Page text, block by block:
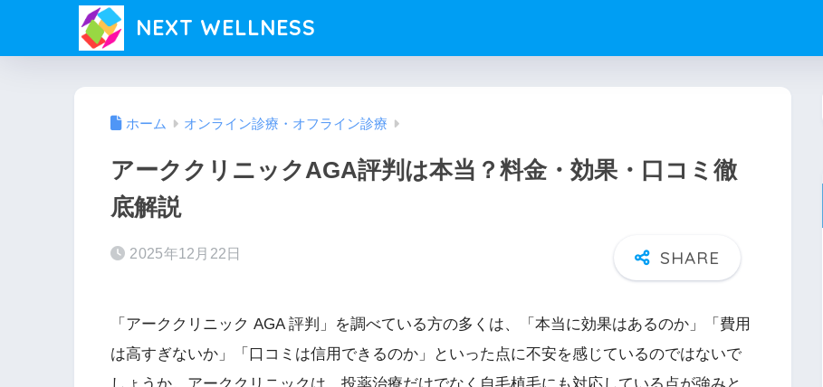
NEXT WELLNESS
ホーム オンライン診療・オフライン診療
アーククリニックAGA評判は本当？料金・効果・口コミ徹
底解説
2025年12月22日
「アーククリニック AGA 評判」を調べている方の多くは、「本当に効果はあるのか」「費用
は高すぎないか」「口コミは信用できるのか」といった点に不安を感じているのではないで